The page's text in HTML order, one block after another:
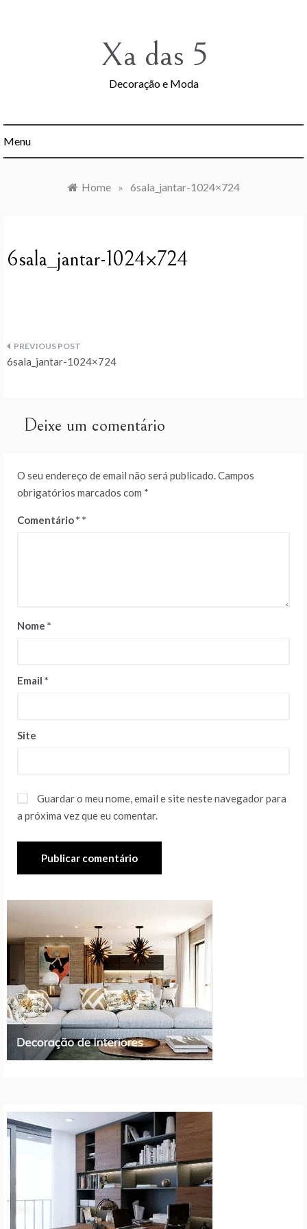
Xa das 5
Decoração e Moda
Menu
Home » 6sala_jantar-1024×724
6sala_jantar-1024×724
Navegação
artigos
6sala_jantar-1024×724
Deixe um comentário
O seu endereço de email não será publicado.Campos
obrigatórios marcados com *
Comentário*
Nome *
Email *
Site
Guardar o meu nome, email e site neste navegador para
a próxima vez que eu comentar.